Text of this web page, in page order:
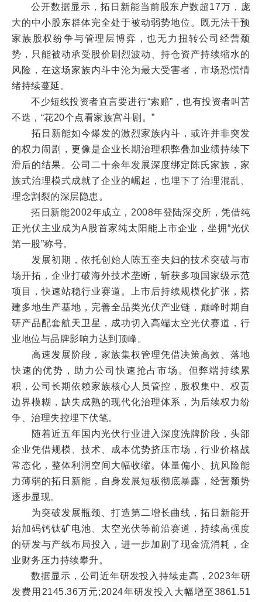
公开数据显示，拓日新能当前股东户数超17万，庞
大的中小股东群体完全处于被动弱势地位。既无法干预
家族股权纷争与管理层博弈，也无力扭转公司经营颓
势，只能被动承受股价剧烈波动、持仓资产持续缩水的
风险，在这场家族内斗中沦为最大受害者，市场恐慌情
绪持续蔓延。
不少短线投资者直言要进行“索赔”，也有投资者叫苦
不迭，“花20个点看家族宫斗剧。”
拓日新能如今爆发的激烈家族内斗，或许并非突发
的权力闹剧，更像是企业长期治理积弊叠加业绩持续下
滑后的结果。公司二十余年发展深度绑定陈氏家族，家
族式治理模式成就了企业的崛起，也埋下了治理混乱、
理念割裂的深层隐患。
拓日新能2002年成立，2008年登陆深交所，凭借纯
正光伏主业成为A股首家纯太阳能上市企业，坐拥“光伏
第一股”称号。
发展初期，依托创始人陈五奎夫妇的技术突破与市
场开拓，企业打破海外技术垄断，斩获多项国家级示范
项目，快速站稳行业赛道。上市后持续规模化扩张，搭
建多地生产基地，完善全品类光伏产业链，巅峰时期自
研产品配套航天卫星，成功切入高端太空光伏赛道，行
业地位与品牌影响力达到顶峰。
高速发展阶段，家族集权管理凭借决策高效、落地
快速的优势，助力公司快速抢占市场。但弊端持续累
积，公司长期依赖家族核心人员管控，股权集中、权责
边界模糊，缺失成熟的现代化治理体系，为后续权力纷
争、治理失控埋下伏笔。
随着近五年国内光伏行业进入深度洗牌阶段，头部
企业凭借规模、技术、成本优势挤压市场，行业价格战
常态化，整体利润空间大幅收缩。体量偏小、抗风险能
力薄弱的拓日新能，自身发展短板彻底暴露，经营颓势
逐步显现。
为突破发展瓶颈、打造第二增长曲线，拓日新能开
始加码钙钛矿电池、太空光伏等前沿赛道，持续高强度
的研发与产线布局投入，进一步加剧了现金流消耗，企
业财务压力持续攀升。
数据显示，公司近年研发投入持续走高，2023年研
发费用2145.36万元;2024年研发投入大幅增至3861.51